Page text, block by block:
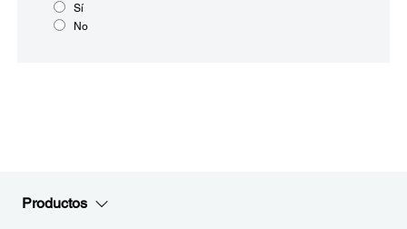
Sí
No
Productos